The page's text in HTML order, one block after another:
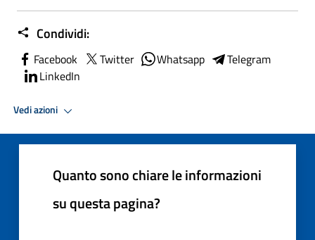
Condividi:
Facebook Twitter Whatsapp
Telegram
LinkedIn
Vedi azioni
Quanto sono chiare le informazioni
su questa pagina?